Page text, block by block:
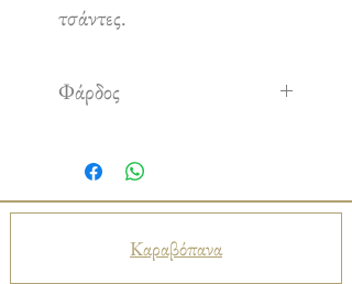
τσάντες.
Φάρδος
Καραβόπανα